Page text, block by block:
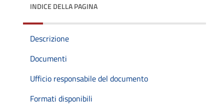
INDICE DELLA PAGINA
Descrizione
Documenti
Ufficio responsabile del documento
Formati disponibili